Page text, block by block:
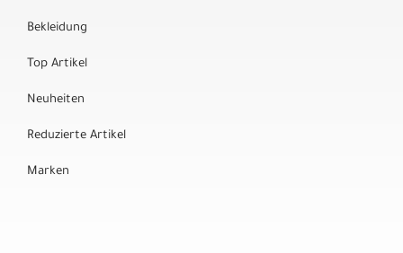
Bekleidung
Top Artikel
Neuheiten
Reduzierte Artikel
Marken